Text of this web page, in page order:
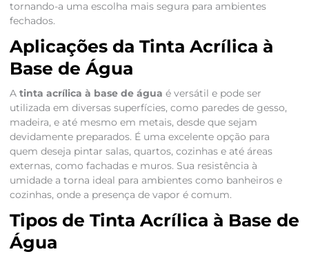
tornando-a uma escolha mais segura para ambientes
fechados.
Aplicações da Tinta Acrílica à
Base de Água
A tinta acrílica à base de água é versátil e pode ser
utilizada em diversas superfícies, como paredes de gesso,
madeira, e até mesmo em metais, desde que sejam
devidamente preparados. É uma excelente opção para
quem deseja pintar salas, quartos, cozinhas e até áreas
externas, como fachadas e muros. Sua resistência à
umidade a torna ideal para ambientes como banheiros e
cozinhas, onde a presença de vapor é comum.
Tipos de Tinta Acrílica à Base de
Água